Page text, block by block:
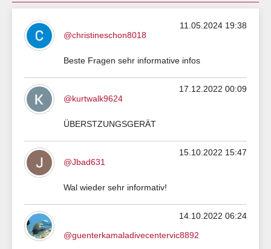
11.05.2024 19:38
@christineschon8018
Beste Fragen sehr informative infos
17.12.2022 00:09
@kurtwalk9624
ÜBERSTZUNGSGERÄT
15.10.2022 15:47
@Jbad631
Wal wieder sehr informativ!
14.10.2022 06:24
@guenterkamaladivecentervic8892